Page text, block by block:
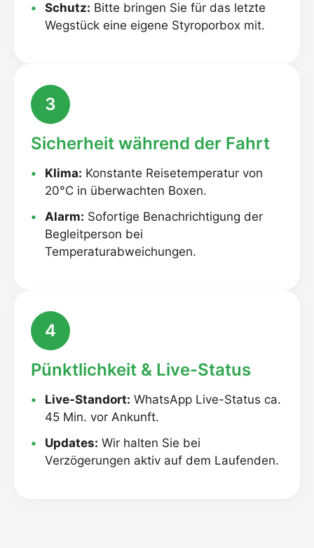
Schutz: Bitte bringen Sie für das letzte
Wegstück eine eigene Styroporbox mit.
3
Sicherheit während der Fahrt
Klima: Konstante Reisetemperatur von
20°C in überwachten Boxen.
Alarm: Sofortige Benachrichtigung der
Begleitperson bei
Temperaturabweichungen.
4
Pünktlichkeit & Live-Status
Live-Standort: WhatsApp Live-Status ca.
45 Min. vor Ankunft.
Updates: Wir halten Sie bei
Verzögerungen aktiv auf dem Laufenden.